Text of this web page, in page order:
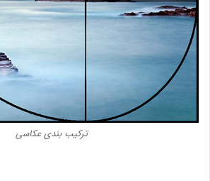
ترکیب بندی عکاسی